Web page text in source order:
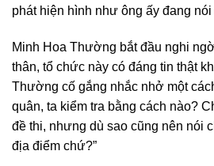
phát hiện hình như ông ấy đang nói
Minh Hoa Thường bắt đầu nghi
thân, tổ chức này có đáng tin thật
Thường cố gắng nhắc nhở một
quân, ta kiểm tra bằng cách nào?
đề thi, nhưng dù sao cũng nên nói
địa điểm chứ?”